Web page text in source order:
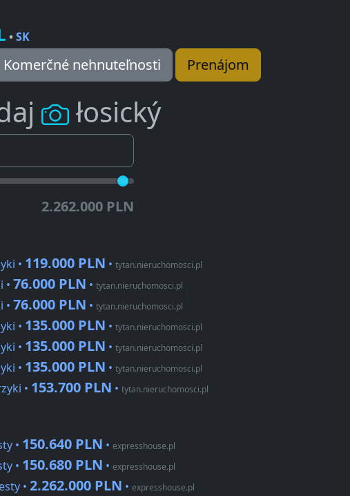
•SK
Komerčné nehnuteľnosti Prenájom
łosický
2.262.000 PLN
• 119.000 PLN • tytan.nieruchomosci.pl
• 76.000 PLN • tytan.nieruchomosci.pl
• 76.000 PLN • tytan.nieruchomosci.pl
• 135.000 PLN • tytan.nieruchomosci.pl
• 135.000 PLN • tytan.nieruchomosci.pl
• 135.000 PLN • tytan.nieruchomosci.pl
• 153.700 PLN • tytan.nieruchomosci.pl
• 150.640 PLN • expresshouse.pl
• 150.680 PLN • expresshouse.pl
• 2.262.000 PLN • expresshouse.pl